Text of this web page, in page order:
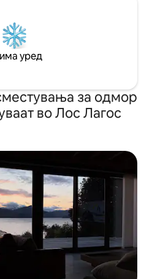
уред
за одмор
во Лос Лагос